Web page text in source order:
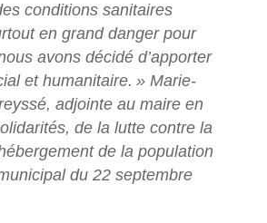
conditions sanitaires
en grand danger pour
avons décidé d’apporter
et humanitaire. » Marie-
adjointe au maire en
de la lutte contre la
de la population
du 22 septembre